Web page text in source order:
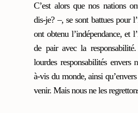
C’est alors que nos nations
dis-je? –, se sont battues pour
ont obtenu l’indépendance, et
de pair avec la
lourdes responsabilités envers
à-vis du monde, ainsi
venir. Mais nous ne les